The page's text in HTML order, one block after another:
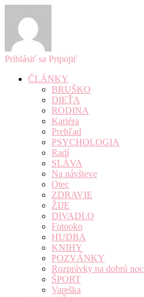
Prihlásiť sa Pripojiť
ČLÁNKY
BRUŠKO
DIEŤA
RODINA
Kariéra
Prehľad
PSYCHOLOGIA
Radí
SLÁVA
Na návšteve
Otec
ZDRAVIE
ŽIJE
DIVADLO
Fotooko
HUDBA
KNIHY
POZVÁNKY
Rozprávky na dobrú noc
ŠPORT
Vareška